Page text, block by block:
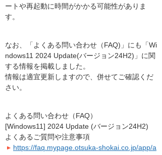
ートや再起動に時間がかかる可能性がありま
す。
なお、「よくある問い合わせ（FAQ)」にも「Wi
ndows11 2024 Update(バージョン24H2)」に関
する情報を掲載しました。
情報は適宜更新しますので、併せてご確認くだ
さい。
よくある問い合わせ（FAQ）
[Windows11] 2024 Update (バージョン24H2)
よくあるご質問や注意事項
https://faq.mypage.otsuka-shokai.co.jp/app/a